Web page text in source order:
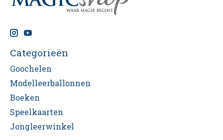
Categorieën
Goochelen
Modelleerballonnen
Boeken
Speelkaarten
Jongleerwinkel